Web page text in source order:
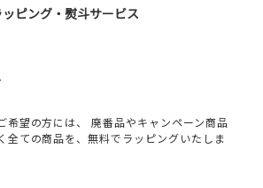
ッピング・熨斗サービス
希望の方には、 廃番品やキャンペーン商品
全ての商品を、無料でラッピングいたしま